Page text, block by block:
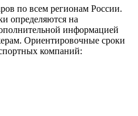
по всем регионам России.
определяются на
информацией
Ориентировочные сроки
компаний: